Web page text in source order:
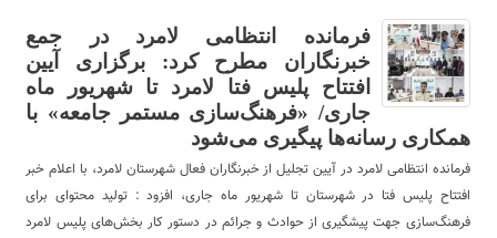
فرمانده انتظامی لامرد در جمع
خبرنگاران مطرح کرد: برگزاری آیین
افتتاح پلیس فتا لامرد تا شهریور ماه
جاری/ «فرهنگ‌سازی‌ مستمر جامعه» با
همکاری رسانه‌ها پیگیری می‌شود
فرمانده انتظامی لامرد در آیین تجلیل از خبرنگاران فعال شهرستان لامرد، با اعلام خبر
افتتاح پلیس فتا در شهرستان تا شهریور ماه جاری، افزود : تولید محتوای برای
فرهنگ‌سازی جهت پیشگیری از حوادث و جرائم در دستور کار بخش‌های پلیس لامرد